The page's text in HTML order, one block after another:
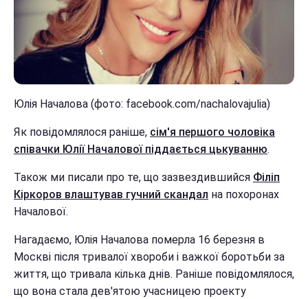
Юлія Началова (фото: facebook.com/nachalovajulia)
Як повідомлялося раніше, сім'я першого чоловіка
співачки Юлії Началової піддається цькуванню.
Також ми писали про те, що зазвездившийся Філіп
Кіркоров влаштував гучний скандал на похоронах
Началової.
Нагадаємо, Юлія Началова померла 16 березня в
Москві після тривалої хвороби і важкої боротьби за
життя, що тривала кілька днів. Раніше повідомлялося,
що вона стала дев'ятою учасницею проекту